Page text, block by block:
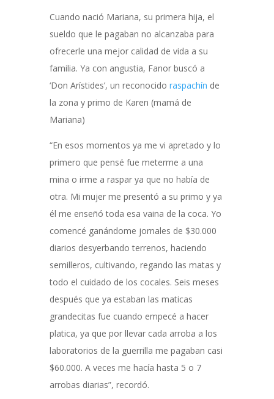
Cuando nació Mariana, su primera hija, el
sueldo que le pagaban no alcanzaba para
ofrecerle una mejor calidad de vida a su
familia. Ya con angustia, Fanor buscó a
‘Don Arístides’, un reconocido raspachín de
la zona y primo de Karen (mamá de
Mariana)
“En esos momentos ya me vi apretado y lo
primero que pensé fue meterme a una
mina o irme a raspar ya que no había de
otra. Mi mujer me presentó a su primo y ya
él me enseñó toda esa vaina de la coca. Yo
comencé ganándome jornales de $30.000
diarios desyerbando terrenos, haciendo
semilleros, cultivando, regando las matas y
todo el cuidado de los cocales. Seis meses
después que ya estaban las maticas
grandecitas fue cuando empecé a hacer
platica, ya que por llevar cada arroba a los
laboratorios de la guerrilla me pagaban casi
$60.000. A veces me hacía hasta 5 o 7
arrobas diarias”, recordó.